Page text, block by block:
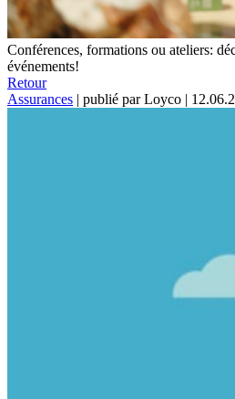
Conférences, formations ou ateliers:
événements!
Retour
Assurances | publié par Loyco |